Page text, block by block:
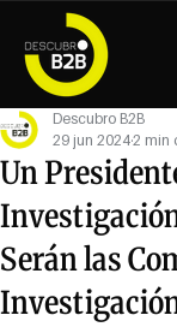
Un
Serán las
Descubro B2B
29 jun 20242 min